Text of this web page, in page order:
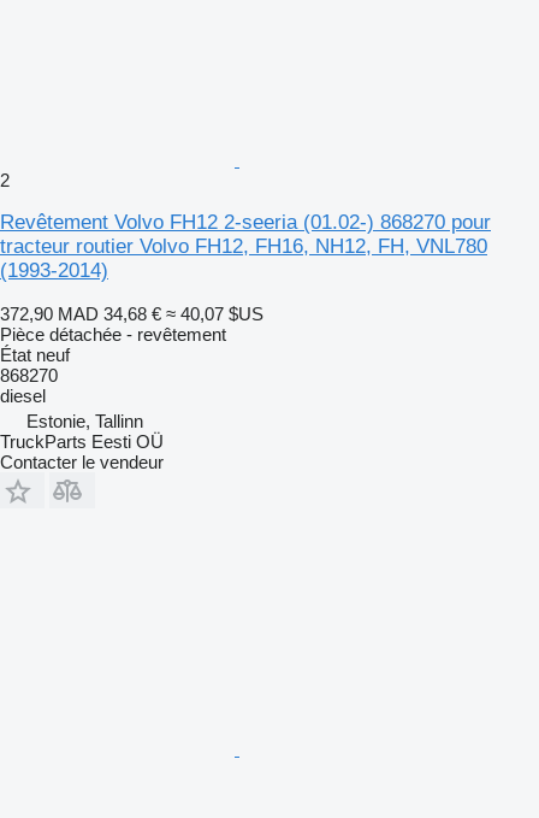
2
Revêtement Volvo FH12 2-seeria (01.02-) 868270 pour
tracteur routier Volvo FH12, FH16, NH12, FH, VNL780
(1993-2014)
372,90 MAD 34,68 € ≈ 40,07 $US
Pièce détachée - revêtement
État neuf
868270
diesel
Estonie, Tallinn
TruckParts Eesti OÜ
Contacter le vendeur